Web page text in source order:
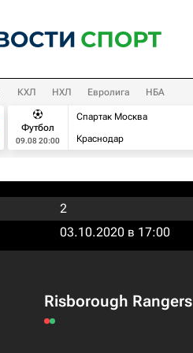
КХЛ НХЛ Евролига НБА
Футбол
09.08 20:00
Спартак Москва
Краснодар
2
03.10.2020 в 17:00
Risborough Rangers